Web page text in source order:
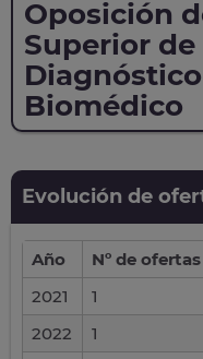
Oposición
Superior
Biomédico
Evolución de
Año Nº de ofertas
2021
1
2022
1